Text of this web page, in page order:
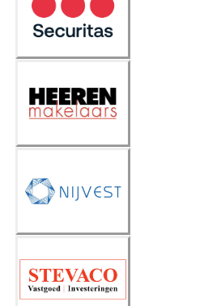
Securita
s
Heeren
Makelaa
rs
Nijvest
Stevaco
Vastgoe
d